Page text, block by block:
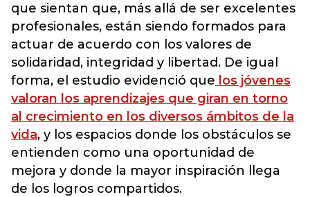
que sientan que, más allá de ser excelentes
profesionales, están siendo formados para
actuar de acuerdo con los valores de
solidaridad, integridad y libertad. De igual
forma, el estudio evidenció que los jóvenes
valoran los aprendizajes que giran en torno
al crecimiento en los diversos ámbitos de la
vida, y los espacios donde los obstáculos se
entienden como una oportunidad de
mejora y donde la mayor inspiración llega
de los logros compartidos.